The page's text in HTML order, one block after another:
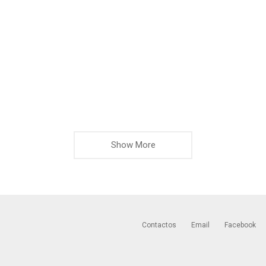
Show More
Contactos Email Facebook